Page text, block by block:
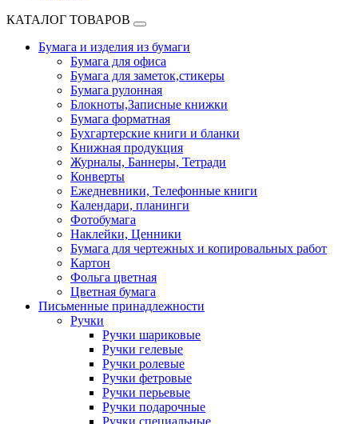
КАТАЛОГ ТОВАРОВ
Бумага и изделия из бумаги
Бумага для офиса
Бумага для заметок,стикеры
Бумага рулонная
Блокноты,Записные книжки
Бумага форматная
Бухгартерские книги и бланки
Книжная продукция
Журналы, Баннеры, Тетради
Конверты
Ежедневники, Телефонные книги
Календари, планинги
Фотобумага
Наклейки, Ценники
Бумага для чертежных и копировальных работ
Картон
Фольга цветная
Цветная бумага
Письменные принадлежности
Ручки
Ручки шариковые
Ручки гелевые
Ручки ролевые
Ручки фетровые
Ручки перьевые
Ручки подарочные
Ручки специальные